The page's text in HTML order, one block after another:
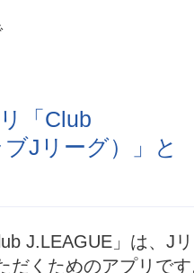
「Club
Jリーグ）」と
J.LEAGUE」は、J
だくためのアプリで